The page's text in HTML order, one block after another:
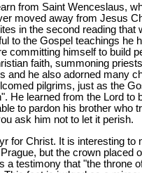
from Saint Wenceslaus,
moved away from Jesus
in the second reading
to the Gospel teachings he
committing himself to build
faith, summoning
and he also adorned many
pilgrims, just as the
He learned from the Lord to
to pardon his brother who
ask him not to let it perish.
for Christ. It is interesting
but the crown
a testimony that "the throne